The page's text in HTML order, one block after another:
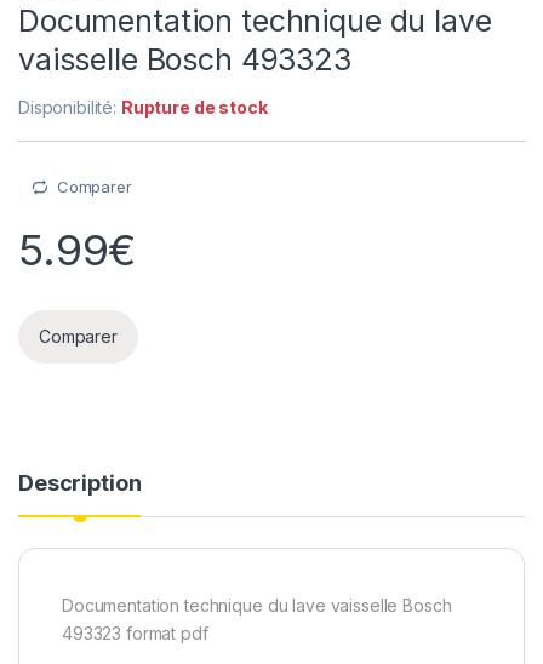
Documentation technique du lave
vaisselle Bosch 493323
Disponibilité: Rupture de stock
Comparer
5.99€
Comparer
Description
Documentation technique du lave vaisselle Bosch
493323 format pdf